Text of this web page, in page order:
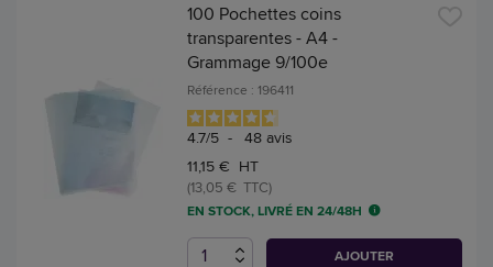
100 Pochettes coins
transparentes - A4 -
Grammage 9/100e
Référence : 196411
4.7/5 - 48 avis
11,15 € HT
(13,05 € TTC)
EN STOCK, LIVRÉ EN 24/48H
AJOUTER